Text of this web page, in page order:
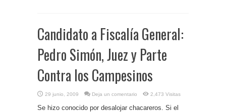
Candidato a Fiscalía General:
Pedro Simón, Juez y Parte
Contra los Campesinos
29 junio, 2009 Deja un comentario 2,473 Visitas
Se hizo conocido por desalojar chacareros. Si el